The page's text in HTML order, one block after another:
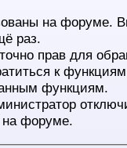
на форуме.
раз.
прав для
к
функциям.
на форуме.